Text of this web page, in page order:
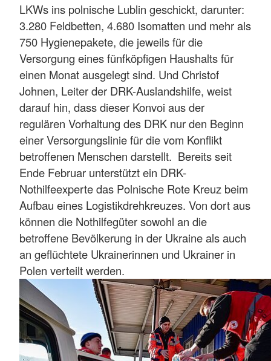
LKWs ins polnische Lublin geschickt, darunter:
3.280 Feldbetten, 4.680 Isomatten und mehr als
750 Hygienepakete, die jeweils für die
Versorgung eines fünfköpfigen Haushalts für
einen Monat ausgelegt sind. Und Christof
Johnen, Leiter der DRK-Auslandshilfe, weist
darauf hin, dass dieser Konvoi aus der
regulären Vorhaltung des DRK nur den Beginn
einer Versorgungslinie für die vom Konflikt
betroffenen Menschen darstellt. Bereits seit
Ende Februar unterstützt ein DRK-
Nothilfeexperte das Polnische Rote Kreuz beim
Aufbau eines Logistikdrehkreuzes. Von dort aus
können die Nothilfegüter sowohl an die
betroffene Bevölkerung in der Ukraine als auch
an geflüchtete Ukrainerinnen und Ukrainer in
Polen verteilt werden.